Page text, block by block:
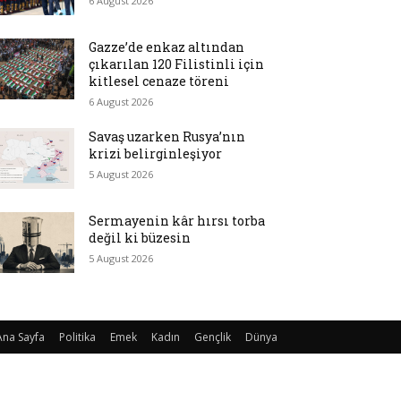
Gazze’de enkaz altından
çıkarılan 120 Filistinli için
kitlesel cenaze töreni
6 August 2026
Savaş uzarken Rusya’nın
krizi belirginleşiyor
5 August 2026
Sermayenin kâr hırsı torba
değil ki büzesin
5 August 2026
Sayfa Politika Emek Kadın Gençlik Dünya